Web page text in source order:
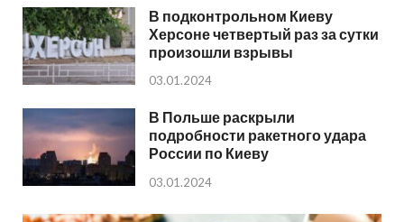
В подконтрольном Киеву
Херсоне четвертый раз за сутки
произошли взрывы
03.01.2024
В Польше раскрыли
подробности ракетного удара
России по Киеву
03.01.2024